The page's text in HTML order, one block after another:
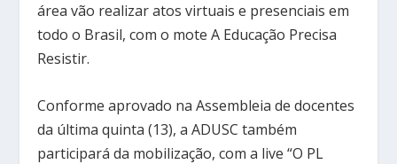
área vão realizar atos virtuais e presenciais em
todo o Brasil, com o mote A Educação Precisa
Resistir.
Conforme aprovado na Assembleia de docentes
da última quinta (13), a ADUSC também
participará da mobilização, com a live “O PL